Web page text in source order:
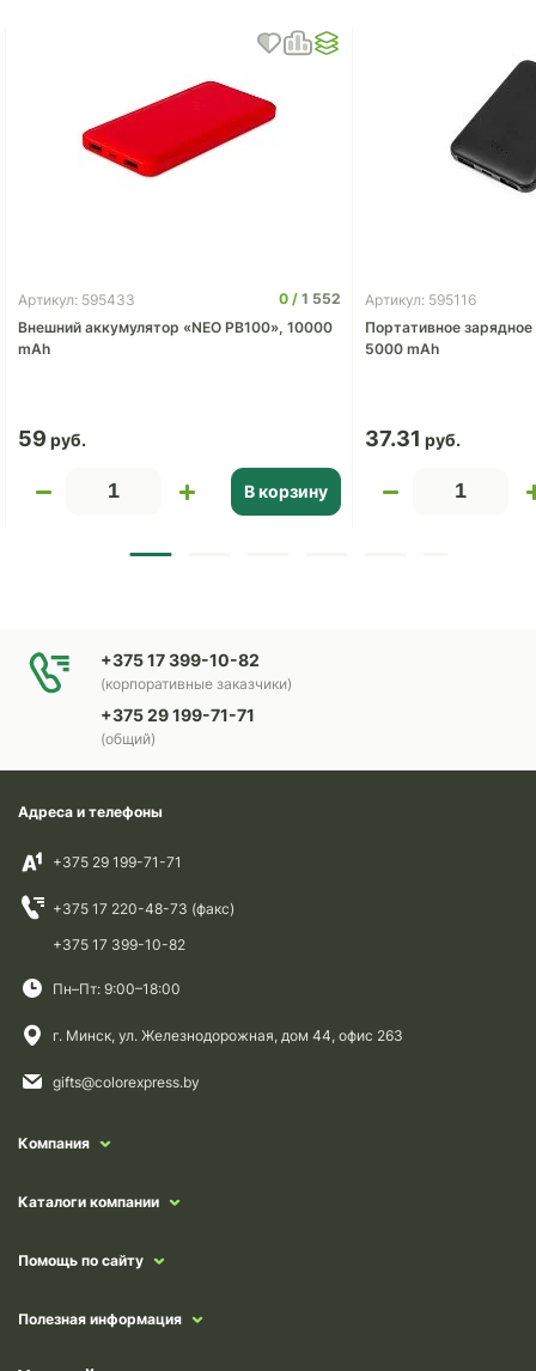
Артикул: 595433 0
1 552
Внешний аккумулятор «NEO PB100», 10000
mAh
59
В корзину
Артикул: 595116
Портативное
5000 mAh
37.31
+375 17 399-10-82
(корпоративные заказчики)
+375 29 199-71-71
(общий)
Адреса и телефоны
+375 29 199-71-71
+375 17 220-48-73 (факс)
+375 17 399-10-82
Пн–Пт: 9:00–18:00
г. Минск, ул. Железнодорожная, дом 44, офис 263
gifts@colorexpress.by
Компания
Каталоги компании
Помощь по сайту
Полезная информация